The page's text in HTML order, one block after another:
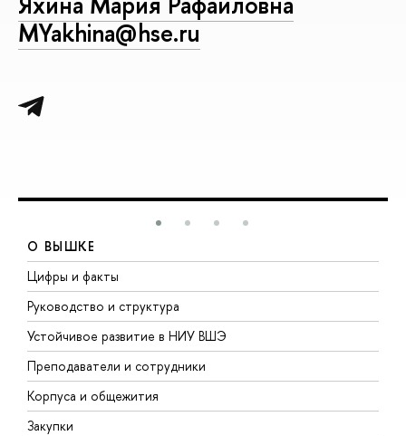
MYakhina@hse.ru
О ВЫШКЕ
Цифры и факты
Руководство и структура
Устойчивое развитие в НИУ ВШЭ
Преподаватели и сотрудники
Корпуса и общежития
Закупки